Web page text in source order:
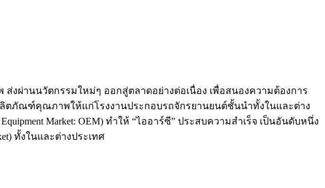
ผ่านนวัตกรรมใหม่ๆ ออกสู่ตลาดอย่างต่อเนื่อง เพื่อสนองความต้องการ
ตภัณฑ์คุณภาพให้แก่โรงงานประกอบรถจักรยานยนต์ชั้นนำทั้งในและต่าง
Market: OEM) ทำให้ “ไออาร์ซี” ประสบความสำเร็จ เป็นอันดับหนึ่ง
ทั้งในและต่างประเทศ